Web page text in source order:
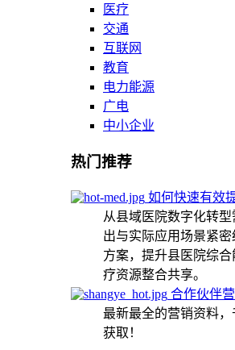
医疗
交通
互联网
教育
电力能源
广电
中小企业
热门推荐
如何快速有效
从县域医院数字化转
出与实际应用场景紧
方案，提升县医院综
疗资源整合共享。
合作伙伴
最新最全的营销资料
获取！